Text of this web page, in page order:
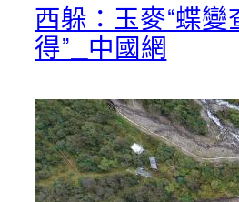
西躲：玉麥“蝶
得”_中國網